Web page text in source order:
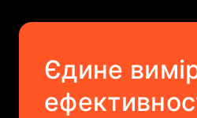
Єдине